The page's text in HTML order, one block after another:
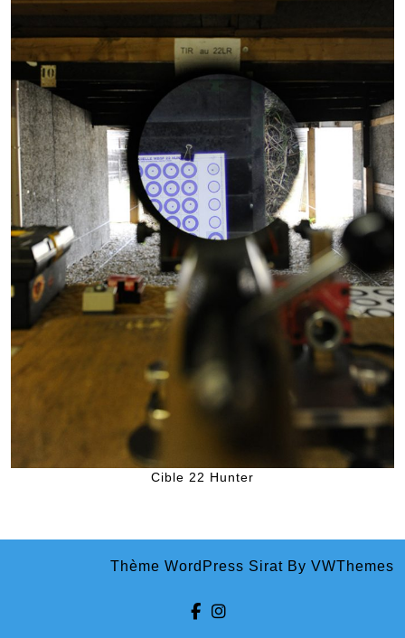
Cible 22 Hunter
Thème WordPress Sirat By VWThemes
Facebook
Instagram